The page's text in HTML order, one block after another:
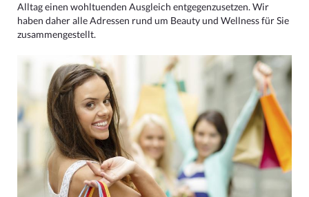
Alltag einen wohltuenden Ausgleich entgegenzusetzen. Wir
haben daher alle Adressen rund um Beauty und Wellness für Sie
zusammengestellt.